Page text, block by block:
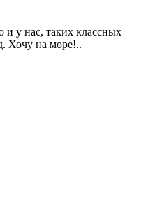
у нас, таких классных
Хочу на море!..